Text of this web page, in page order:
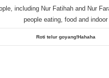
Roti telur goyang!Hahaha